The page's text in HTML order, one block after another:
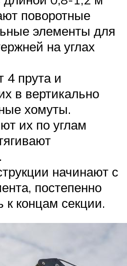
поворотные
элементы для
на углах
4 прута и
в вертикально
хомуты.
их по углам
начинают с
постепенно
к концам секции.